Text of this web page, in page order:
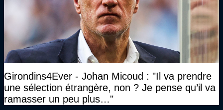
Girondins4Ever - Johan Micoud : "Il va prendre
une sélection étrangère, non ? Je pense qu’il va
ramasser un peu plus…"